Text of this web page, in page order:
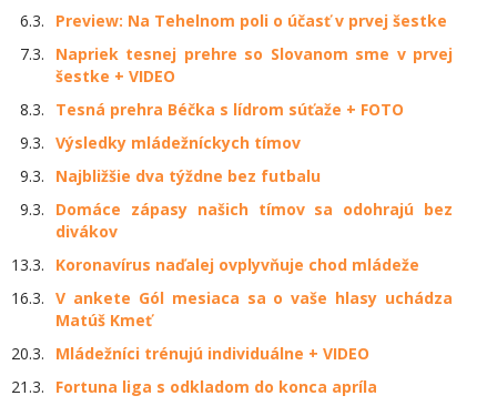
6.3.
Preview: Na Tehelnom poli o účasť v prvej šestke
7.3.
Napriek tesnej prehre so Slovanom sme v prvej
šestke + VIDEO
8.3.
Tesná prehra Béčka s lídrom súťaže + FOTO
9.3. Výsledky mládežníckych tímov
9.3.
Najbližšie dva týždne bez futbalu
9.3.
Domáce zápasy našich tímov sa odohrajú bez
divákov
13.3.
Koronavírus naďalej ovplyvňuje chod mládeže
16.3. V ankete Gól mesiaca sa o vaše hlasy uchádza
Matúš Kmeť
20.3.
Mládežníci trénujú individuálne + VIDEO
21.3.
​Fortuna liga s odkladom do konca apríla